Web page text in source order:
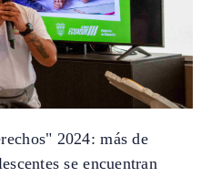
2024: más de
se encuentran